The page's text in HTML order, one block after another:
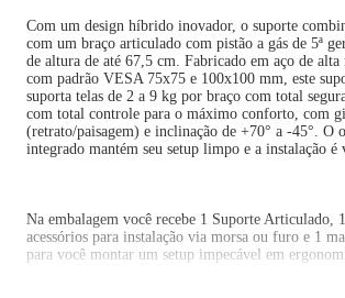
Com um design híbrido inovador, o suporte
com um braço articulado com pistão a gás de 5ª
de altura de até 67,5 cm. Fabricado em aço de
com padrão VESA 75x75 e 100x100 mm, este
suporta telas de 2 a 9 kg por braço com total
com total controle para o máximo conforto, com
(retrato/paisagem) e inclinação de +70° a -45°. O
integrado mantém seu setup limpo e a instalação é
Na embalagem você recebe 1 Suporte Articulado,
acessórios para instalação via morsa ou furo e 1
para você montar um setup impecável em